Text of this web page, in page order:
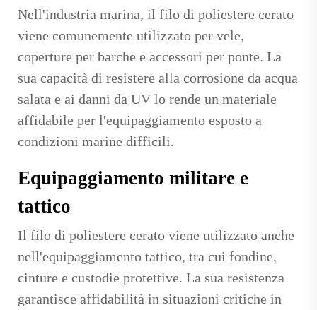
Nell'industria marina, il filo di poliestere cerato
viene comunemente utilizzato per vele,
coperture per barche e accessori per ponte. La
sua capacità di resistere alla corrosione da acqua
salata e ai danni da UV lo rende un materiale
affidabile per l'equipaggiamento esposto a
condizioni marine difficili.
Equipaggiamento militare e
tattico
Il filo di poliestere cerato viene utilizzato anche
nell'equipaggiamento tattico, tra cui fondine,
cinture e custodie protettive. La sua resistenza
garantisce affidabilità in situazioni critiche in